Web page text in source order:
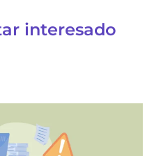
interesado